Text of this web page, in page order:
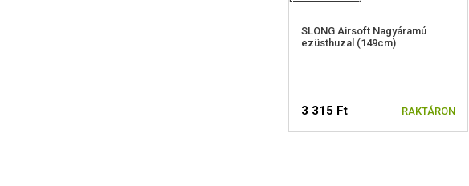
SLONG Airsoft Nagyáramú
ezüsthuzal (149cm)
3 315 Ft RAKTÁRON